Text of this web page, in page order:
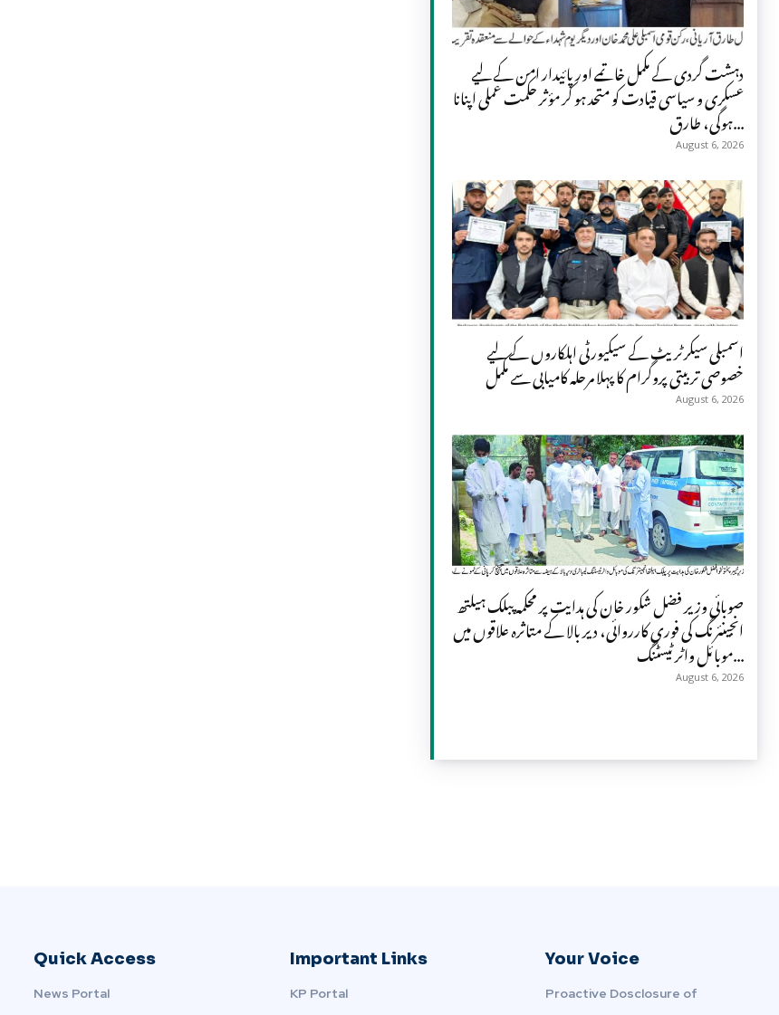
دہشت گردی کے مکمل خاتمے اور پائیدار امن کے لیے
عسکری و سیاسی قیادت کو متحد ہو کر مؤثر حکمت عملی اپنانا
ہوگی، طارق...
August 6, 2026
اسمبلی سیکرٹریٹ کے سیکیورٹی اہلکاروں کے لیے
خصوصی تربیتی پروگرام کا پہلا مرحلہ کامیابی سے مکمل
August 6, 2026
صوبائی وزیر فضل شکور خان کی ہدایت پر محکمہ پبلک ہیلتھ
انجینئرنگ کی فوری کارروائی، دیر بالا کے متاثرہ علاقوں میں
موبائل واٹر ٹیسٹنگ...
August 6, 2026
Quick Access
News Portal
Important Links
KP Portal
Your Voice
Proactive Dosclosure of